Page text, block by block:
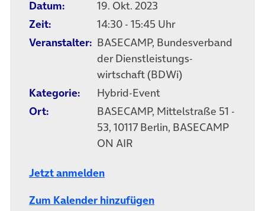
Datum:
19. Okt. 2023
Zeit:
14:30 - 15:45 Uhr
Veranstalter: BASECAMP, Bundesverband
der Dienstleistungs­
wirtschaft (BDWi)
Kategorie:
Hybrid-Event
Ort:
BASECAMP, Mittelstraße 51 -
53, 10117 Berlin, BASECAMP
ON AIR
Jetzt anmelden
Zum Kalender hinzufügen